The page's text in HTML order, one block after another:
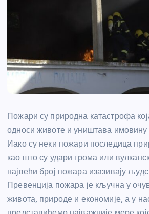
Пожари су природна катастрофа
односи животе и уништава
Иако су неки пожари последица
као што су удари грома или
највећи број пожара изазивају
Превенција пожара је кључна у
живота, природе и економије, а у